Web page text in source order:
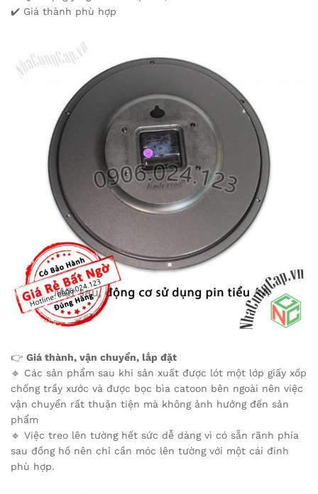
✔️ Giá thành phù hợp
👉 Giá thành, vận chuyển, lắp đặt
🔹 Các sản phẩm sau khi sản xuất được lót một lớp giấy xốp
chống trầy xước và được bọc bìa catoon bên ngoài nên việc
vận chuyển rất thuận tiện mà không ảnh hưởng đến sản
phẩm
🔹 Việc treo lên tường hết sức dễ dàng vì có sẵn rãnh phía
sau đồng hồ nên chỉ cần móc lên tường với một cái đinh
phù hợp.